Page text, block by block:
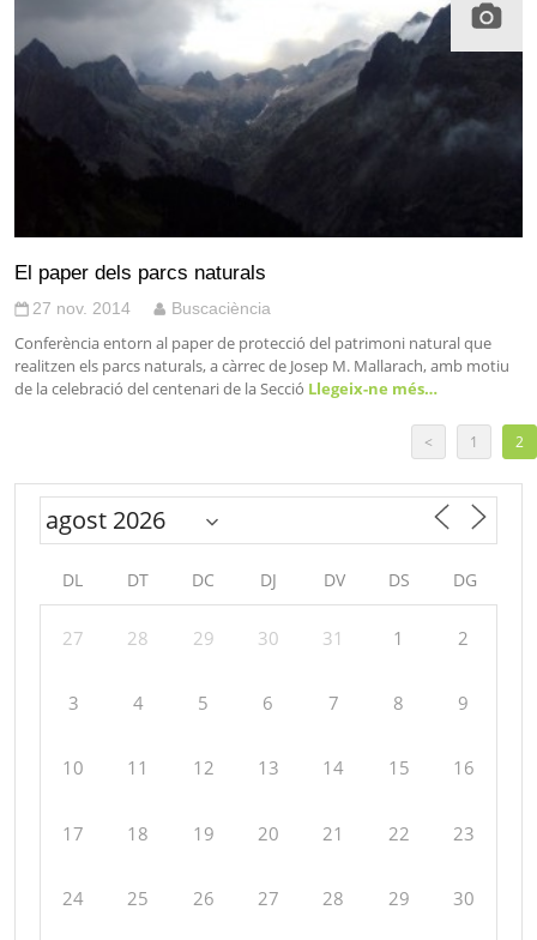
El paper dels parcs naturals
27 nov. 2014 Buscaciència
Conferència entorn al paper de protecció del patrimoni natural que
realitzen els parcs naturals, a càrrec de Josep M. Mallarach, amb motiu
de la celebració del centenari de la Secció Llegeix-ne més…
< 1 2
DL DT DC DJ DV DS DG
27 28 29 30 31 1 2
3 4 5 6 7 8 9
10 11 12 13 14 15 16
17 18 19 20 21 22 23
24 25 26 27 28 29 30